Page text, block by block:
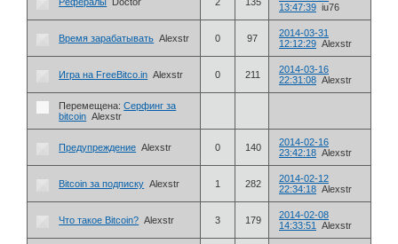
13:47:39 iu76
Время зарабатывать Alexstr 0 97
2014-03-31
12:12:29 Alexstr
Игра на FreeBitco.in Alexstr 0 211
2014-03-16
22:31:08 Alexstr
Перемещена: Серфинг за
bitcoin Alexstr
Предупреждение Alexstr 0 140
2014-02-16
23:42:18 Alexstr
Bitcoin за подписку Alexstr 1 282
2014-02-12
22:34:18 Alexstr
Что такое Bitcoin? Alexstr 3 179
2014-02-08
14:33:51
Alexstr